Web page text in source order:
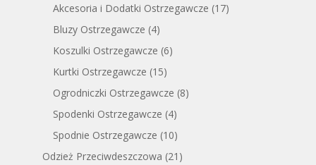
Akcesoria i Dodatki Ostrzegawcze (17)
Bluzy Ostrzegawcze (4)
Koszulki Ostrzegawcze (6)
Kurtki Ostrzegawcze (15)
Ogrodniczki Ostrzegawcze (8)
Spodenki Ostrzegawcze (4)
Spodnie Ostrzegawcze (10)
Odzież Przeciwdeszczowa (21)